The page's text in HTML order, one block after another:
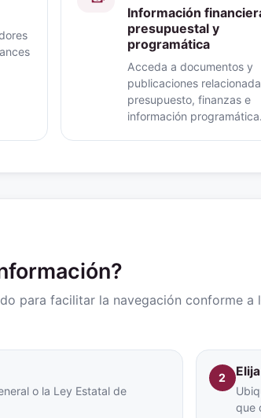
Información
presupuestal y
programática
Acceda a documentos y
publicaciones
presupuesto, finanzas e
información programática.
para facilitar la navegación conforme
o la Ley Estatal de
2
que